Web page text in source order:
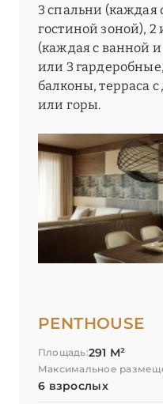
3 спальни (каждая
гостиной зоной),
(каждая с ванной
или 3
балконы, терраса
или горы.
PENTHOUSE
Площадь:291 М²
Максимальное
6 взрослых